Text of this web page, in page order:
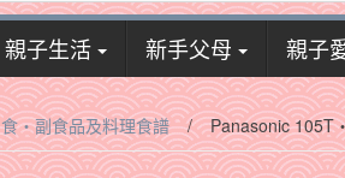
親子生活 新手父母 親子
食‧副食品及料理食譜 / Panasonic